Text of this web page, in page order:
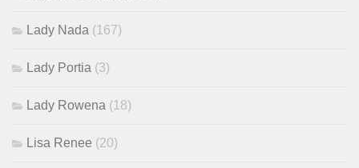
Lady Nada (167)
Lady Portia (3)
Lady Rowena (18)
Lisa Renee (20)